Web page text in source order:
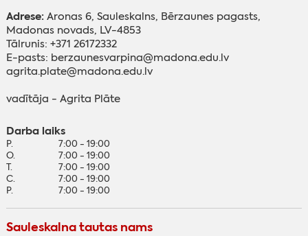
Adrese:Aronas 6, Sauleskalns, Bērzaunes pagasts,
Madonas novads, LV-4853
Tālrunis: +371 26172332
E-pasts: berzaunesvarpina@madona.edu.lv
agrita.plate@madona.edu.lv
vadītāja - Agrita Plāte
Darba laiks
P.
7:00 - 19:00
O.
7:00 - 19:00
T.
7:00 - 19:00
C.
7:00 - 19:00
P.
7:00 - 19:00
Sauleskalna tautas nams